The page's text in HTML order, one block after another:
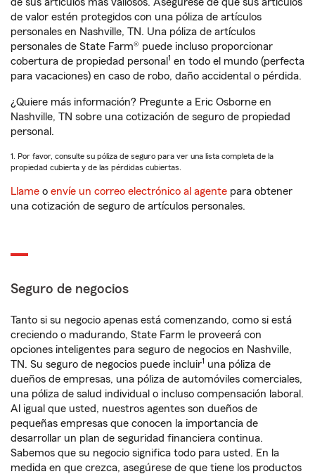
de valor estén protegidos con una póliza de artículos
personales en Nashville, TN. Una póliza de artículos
personales de State Farm® puede incluso proporcionar
cobertura de propiedad personal 1 en todo el mundo (perfecta
para vacaciones) en caso de robo, daño accidental o pérdida.
¿Quiere más información? Pregunte a Eric Osborne en
Nashville, TN sobre una cotización de seguro de propiedad
personal.
1. Por favor, consulte su póliza de seguro para ver una lista completa de la
propiedad cubierta y de las pérdidas cubiertas.
Llame o envíe un correo electrónico al agente para obtener
una cotización de seguro de artículos personales.
Seguro de negocios
Tanto si su negocio apenas está comenzando, como si está
creciendo o madurando, State Farm le proveerá con
opciones inteligentes para seguro de negocios en Nashville,
TN. Su seguro de negocios puede incluir1 una póliza de
dueños de empresas, una póliza de automóviles comerciales,
una póliza de salud individual o incluso compensación laboral.
Al igual que usted, nuestros agentes son dueños de
pequeñas empresas que conocen la importancia de
desarrollar un plan de seguridad financiera continua.
Sabemos que su negocio significa todo para usted. En la
medida en que crezca, asegúrese de que tiene los productos